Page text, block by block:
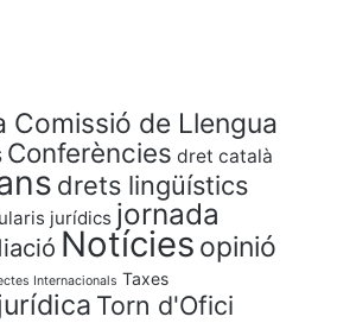
Comissió de Llengua
Conferències dret català
drets lingüístics
jurídics jornada
Notícies opinió
Internacionals Taxes
Torn d'Ofici